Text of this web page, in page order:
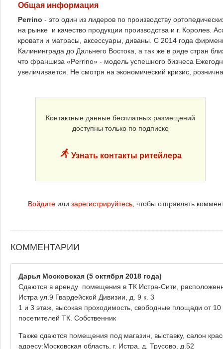
Общая информация
Perrino - это один из лидеров по производству
на рынке и качество продукции производства и г. Королев.
кровати и матрасы, аксессуары, диваны. C 2014 года
Калининграда до Дальнего Востока, а так же в ряде стран
что франшиза «Perrino» - модель успешного бизнеса
увеличивается. Не смотря на экономический кризис,
Контактные данные бесплатных размещений
доступны только по подписке
Узнать контакты ритейлера
Войдите или зарегистрируйтесь, чтобы отправлять
КОММЕНТАРИИ
Дарья Московская (5 октября 2018 года)
Сдаются в аренду помещения в ТК Истра-Сити,
Истра ул.9 Гвардейской Дивизии, д. 9 к. 3
1 и 3 этаж, высокая проходимость, свободные площади от
посетителей ТК. Собственник
Также сдаются помещения под магазин, выставку, салон
адресу:Московская область, г. Истра, д. Трусово, д.52